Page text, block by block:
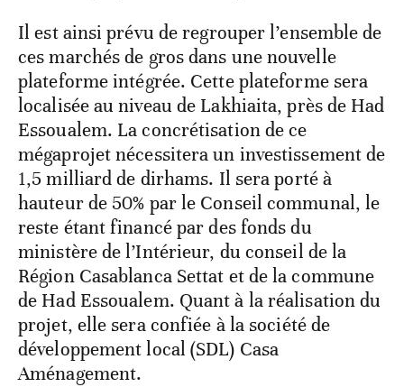
Il est ainsi prévu de regrouper l’ensemble de
ces marchés de gros dans une nouvelle
plateforme intégrée. Cette plateforme sera
localisée au niveau de Lakhiaita, près de Had
Essoualem. La concrétisation de ce
mégaprojet nécessitera un investissement de
1,5 milliard de dirhams. Il sera porté à
hauteur de 50% par le Conseil communal, le
reste étant financé par des fonds du
ministère de l’Intérieur, du conseil de la
Région Casablanca Settat et de la commune
de Had Essoualem. Quant à la réalisation du
projet, elle sera confiée à la société de
développement local (SDL) Casa
Aménagement.